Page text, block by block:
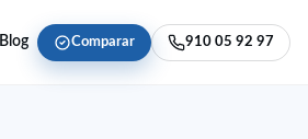
Blog Comparar 910 05 92 97